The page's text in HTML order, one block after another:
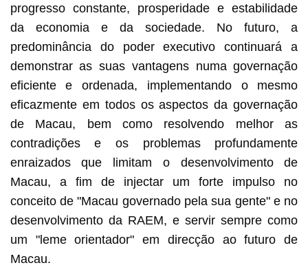
progresso constante, prosperidade e estabilidade
da economia e da sociedade. No futuro, a
predominância do poder executivo continuará a
demonstrar as suas vantagens numa governação
eficiente e ordenada, implementando o mesmo
eficazmente em todos os aspectos da governação
de Macau, bem como resolvendo melhor as
contradições e os problemas profundamente
enraizados que limitam o desenvolvimento de
Macau, a fim de injectar um forte impulso no
conceito de "Macau governado pela sua gente" e no
desenvolvimento da RAEM, e servir sempre como
um "leme orientador" em direcção ao futuro de
Macau.